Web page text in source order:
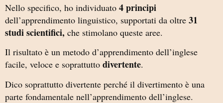
Nello specifico, ho individuato 4 principi
dell’apprendimento linguistico, supportati da oltre 31
studi scientifici, che stimolano queste aree.
Il risultato è un metodo d’apprendimento dell’inglese
facile, veloce e soprattutto divertente.
Dico soprattutto divertente perché il divertimento è una
parte fondamentale nell’apprendimento dell’inglese.